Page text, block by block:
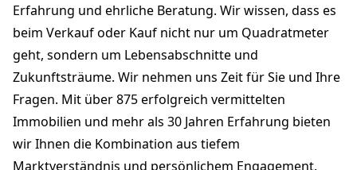
Erfahrung und ehrliche Beratung. Wir wissen, dass es
beim Verkauf oder Kauf nicht nur um Quadratmeter
geht, sondern um Lebensabschnitte und
Zukunftsträume. Wir nehmen uns Zeit für Sie und Ihre
Fragen. Mit über 875 erfolgreich vermittelten
Immobilien und mehr als 30 Jahren Erfahrung bieten
wir Ihnen die Kombination aus tiefem
Marktverständnis und persönlichem Engagement.